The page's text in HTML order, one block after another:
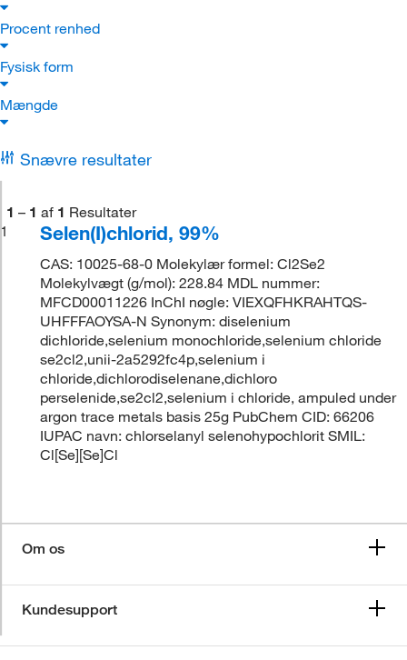
Procent renhed
Fysisk form
Mængde
Snævre resultater
1 – 1 af 1 Resultater
1
Selen(I)chlorid, 99%
CAS: 10025-68-0 Molekylær formel: Cl2Se2
Molekylvægt (g/mol): 228.84 MDL nummer:
MFCD00011226 InChI nøgle: VIEXQFHKRAHTQS-
UHFFFAOYSA-N Synonym: diselenium
dichloride,selenium monochloride,selenium chloride
se2cl2,unii-2a5292fc4p,selenium i
chloride,dichlorodiselenane,dichloro
perselenide,se2cl2,selenium i chloride, ampuled under
argon trace metals basis 25g PubChem CID: 66206
IUPAC navn: chlorselanyl selenohypochlorit SMIL:
Cl[Se][Se]Cl
Om os
Kundesupport